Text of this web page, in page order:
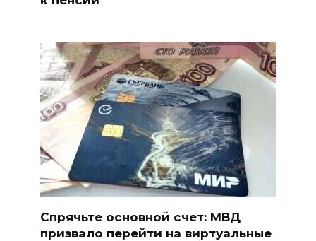
Спрячьте основной счет: МВД
призвало перейти на виртуальные